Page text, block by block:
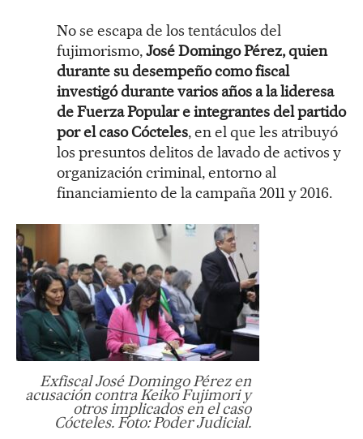
No se escapa de los tentáculos del
fujimorismo,José Domingo Pérez, quien
durante su desempeño como fiscal
investigó durante varios años a la lideresa
de Fuerza Popular e integrantes del partido
por el caso Cócteles, en el que les atribuyó
los presuntos delitos de lavado de activos y
organización criminal, entorno al
financiamiento de la campaña 2011 y 2016.
Exfiscal José Domingo Pérez en
acusación contra Keiko Fujimori y
otros implicados en el caso
Cócteles. Foto: Poder Judicial.